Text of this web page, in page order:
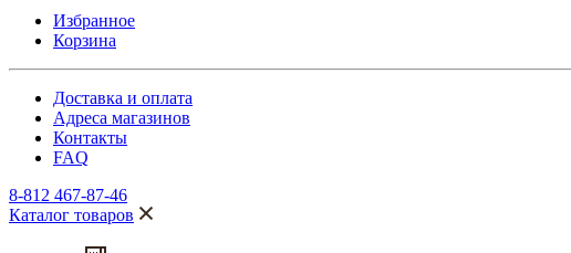
Избранное
Корзина
Доставка и оплата
Адреса магазинов
Контакты
FAQ
8-812 467-87-46
Каталог товаров